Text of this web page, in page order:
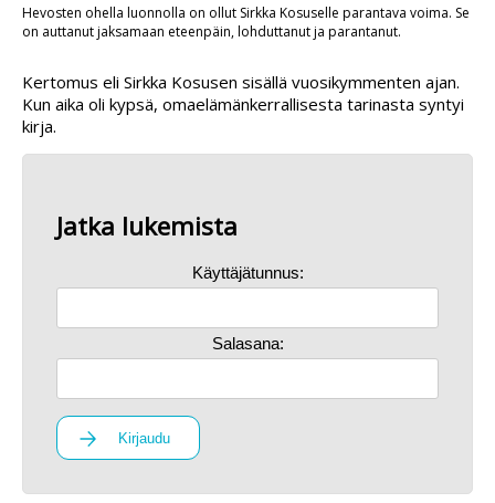
Hevosten ohella luonnolla on ollut Sirkka Kosuselle parantava voima. Se
on auttanut jaksamaan eteenpäin, lohduttanut ja parantanut.
Kertomus eli Sirkka Kosusen sisällä vuosikymmenten ajan.
Kun aika oli kypsä, omaelämänkerrallisesta tarinasta syntyi
kirja.
Jatka lukemista
Käyttäjätunnus:
Salasana:
Kirjaudu